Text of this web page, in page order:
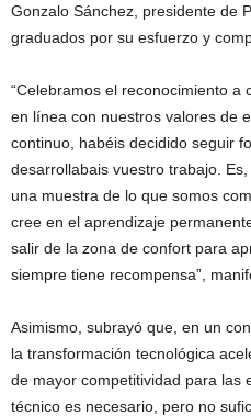
Gonzalo Sánchez, presidente de
graduados por su esfuerzo y
“Celebramos el reconocimiento a
en línea con nuestros valores de
continuo, habéis decidido seguir
desarrollabais vuestro trabajo.
una muestra de lo que somos
cree en el aprendizaje
salir de la zona de confort para
siempre tiene recompensa”,
Asimismo, subrayó que, en un
la transformación tecnológica
de mayor competitividad para las
técnico es necesario, pero no